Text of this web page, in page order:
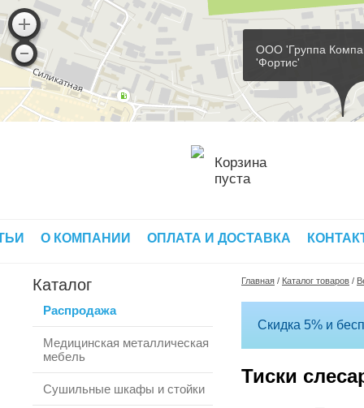
ООО 'Группа
'Фортис'
Корзина
пуста
О КОМПАНИИ ОПЛАТА И ДОСТАВКА
Каталог
Распродажа
Медицинская металлическая
мебель
Сушильные шкафы и стойки
Главная / Каталог товаров /
Скидка 5% и
Тиски